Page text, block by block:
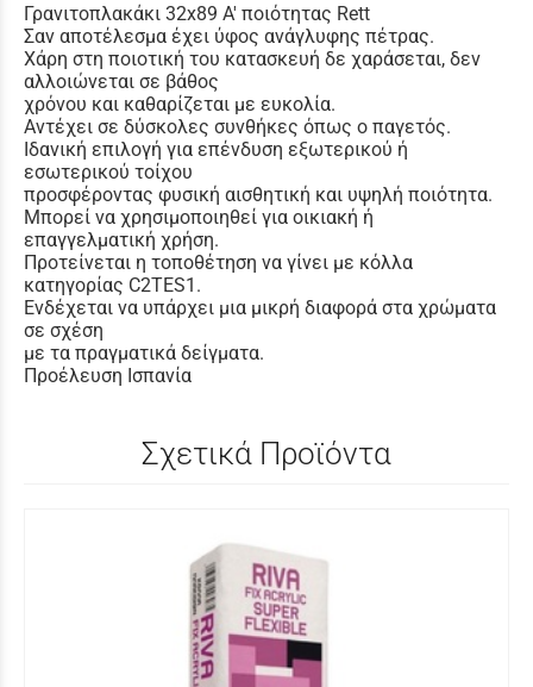
Γρανιτοπλακάκι 32x89 Α' ποιότητας Rett
Σαν αποτέλεσμα έχει ύφος ανάγλυφης πέτρας.
Χάρη στη ποιοτική του κατασκευή δε χαράσεται, δεν
αλλοιώνεται σε βάθος
χρόνου και καθαρίζεται με ευκολία.
Αντέχει σε δύσκολες συνθήκες όπως ο παγετός.
Ιδανική επιλογή για επένδυση εξωτερικού ή
εσωτερικού τοίχου
προσφέροντας φυσική αισθητική και υψηλή ποιότητα.
Μπορεί να χρησιμοποιηθεί για οικιακή ή
επαγγελματική χρήση.
Προτείνεται η τοποθέτηση να γίνει με κόλλα
κατηγορίας C2TES1.
Ενδέχεται να υπάρχει μια μικρή διαφορά στα χρώματα
σε σχέση
με τα πραγματικά δείγματα.
Προέλευση Ισπανία
Σχετικά Προϊόντα